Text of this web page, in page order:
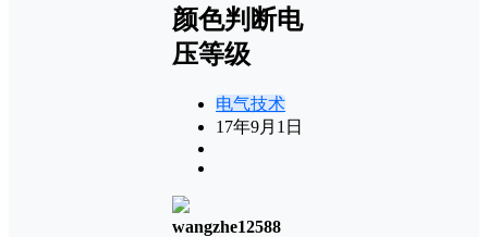
颜色判断电
压等级
电气技术
17年9月1日
wangzhe12588